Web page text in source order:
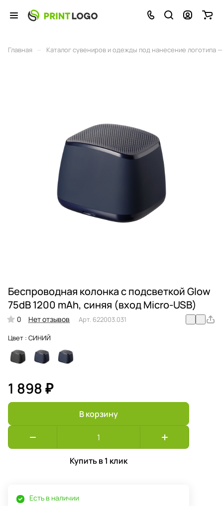
Главная Каталог сувениров и одежды под нанесение логотипа
Беспроводная колонка с подсветкой Glow
75dB 1200 mAh, синяя (вход Micro-USB)
0 Нет отзывов Арт. 622003.031
Цвет : СИНИЙ
1 898 ₽
В корзину
Купить в 1 клик
Есть в наличии